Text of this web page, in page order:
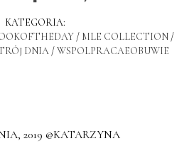
KATEGORIA:
/ MLE COLLECTION/
DNIA /WSPOLPRACAEOBUWIE
2019 @KATARZYNA